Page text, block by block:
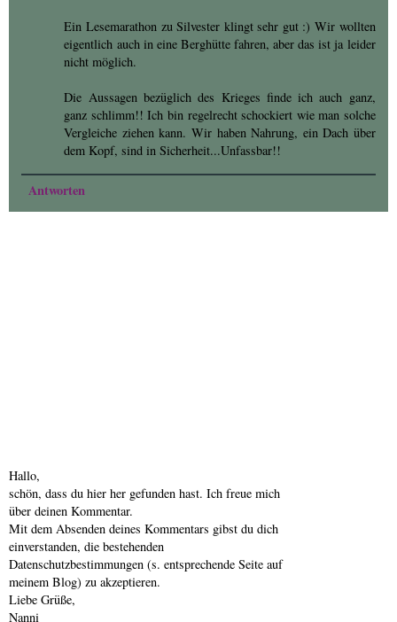
Ein Lesemarathon zu Silvester klingt sehr gut :) Wir wollten
eigentlich auch in eine Berghütte fahren, aber das ist ja leider
nicht möglich.
Die Aussagen bezüglich des Krieges finde ich auch ganz,
ganz schlimm!! Ich bin regelrecht schockiert wie man solche
Vergleiche ziehen kann. Wir haben Nahrung, ein Dach über
dem Kopf, sind in Sicherheit...Unfassbar!!
Antworten
Hallo,
schön, dass du hier her gefunden hast. Ich freue mich
über deinen Kommentar.
Mit dem Absenden deines Kommentars gibst du dich
einverstanden, die bestehenden
Datenschutzbestimmungen (s. entsprechende Seite auf
meinem Blog) zu akzeptieren.
Liebe Grüße,
Nanni